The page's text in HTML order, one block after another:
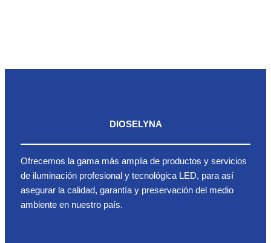
DIOSELYNA
Ofrecemos la gama más amplia de productos y servicios
de iluminación profesional y tecnológica LED, para así
asegurar la calidad, garantía y preservación del medio
ambiente en nuestro país.